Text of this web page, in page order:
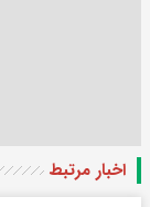
اخبار مرتبط